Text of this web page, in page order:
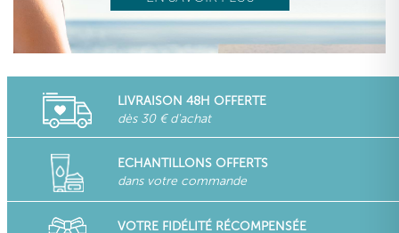
LIVRAISON 48H OFFERTE
dès 30 € d'achat
ECHANTILLONS OFFERTS
dans votre commande
VOTRE FIDÉLITÉ RÉCOMPENSÉE